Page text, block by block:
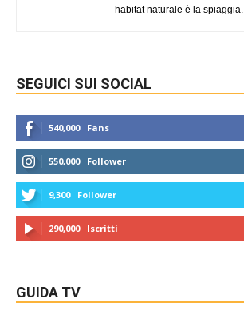
habitat naturale è la spiaggia.
SEGUICI SUI SOCIAL
540,000 Fans
550,000 Follower
9,300 Follower
290,000 Iscritti
GUIDA TV